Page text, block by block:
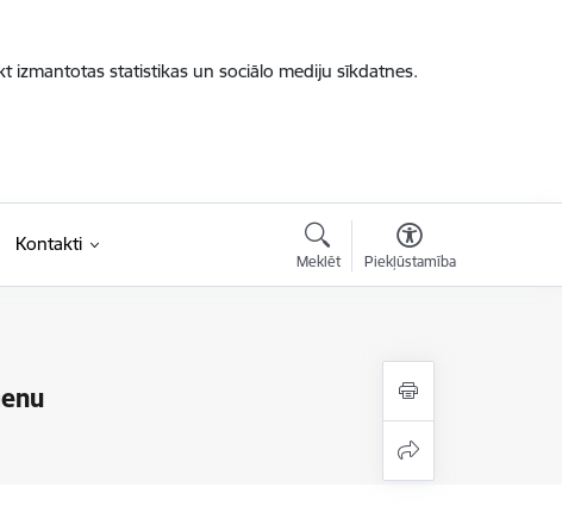
izmantotas statistikas un sociālo mediju sīkdatnes.
Kontakti
Meklēt Piekļūstamība